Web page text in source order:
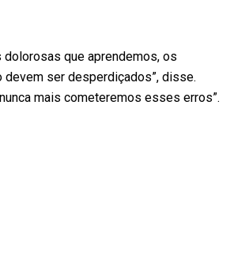
que aprendemos, os
ser desperdiçados”, disse.
mais cometeremos esses erros”.